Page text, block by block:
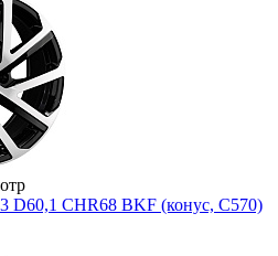
D60,1 CHR68 BKF (конус, C570)